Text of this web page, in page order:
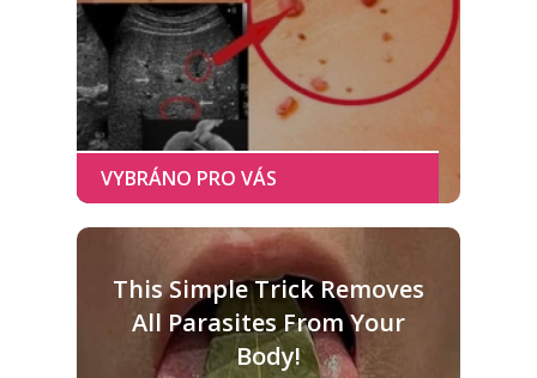
This Simple Trick Removes
All Parasites From Your
Body!